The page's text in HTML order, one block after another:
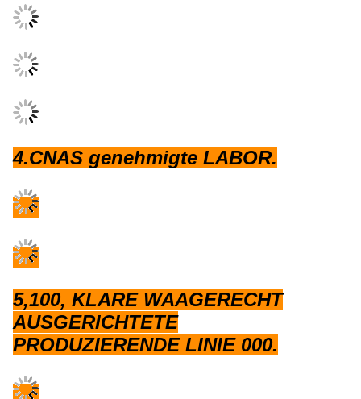
4.CNAS genehmigte LABOR.
5,100, KLARE WAAGERECHT
AUSGERICHTETE
PRODUZIERENDE LINIE 000.